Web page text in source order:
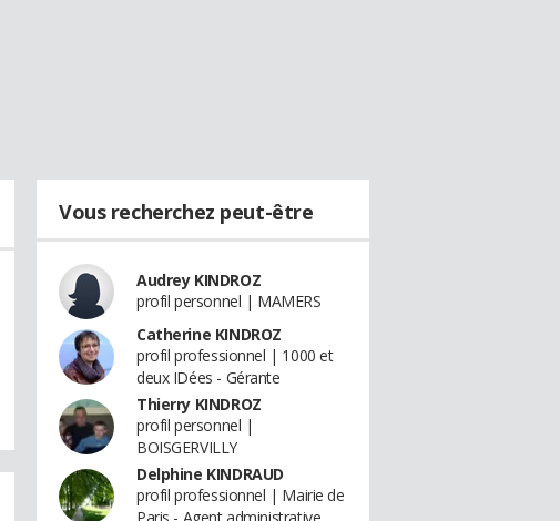
Vous recherchez peut-être
Audrey KINDROZ
profil personnel | MAMERS
Catherine KINDROZ
profil professionnel | 1000 et
deux IDées - Gérante
Thierry KINDROZ
profil personnel |
BOISGERVILLY
Delphine KINDRAUD
profil professionnel | Mairie de